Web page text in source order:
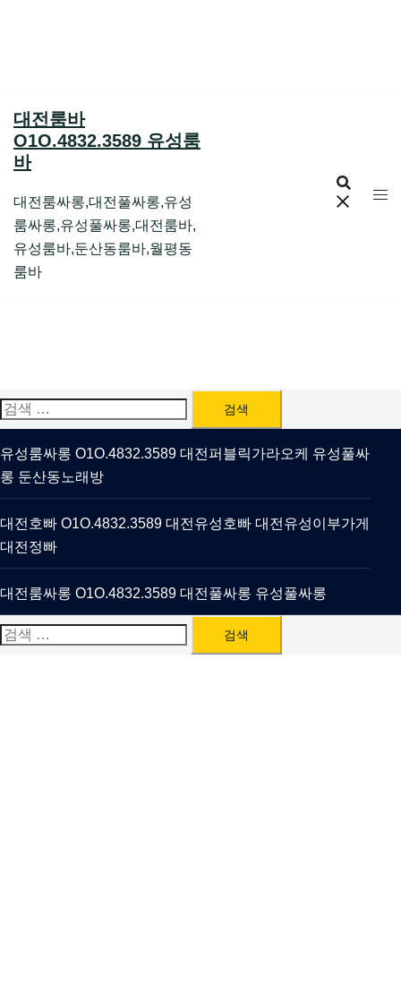
대전룸바
O1O.4832.3589 유성룸
바
대전룸싸롱,대전풀싸롱,유성
룸싸롱,유성풀싸롱,대전룸바,
유성룸바,둔산동룸바,월평동
룸바
검
색:
유성룸싸롱 O1O.4832.3589 대전퍼블릭가라오케 유성풀싸
롱 둔산동노래방
대전호빠 O1O.4832.3589 대전유성호빠 대전유성이부가게
대전정빠
대전룸싸롱 O1O.4832.3589 대전풀싸롱 유성풀싸롱
검